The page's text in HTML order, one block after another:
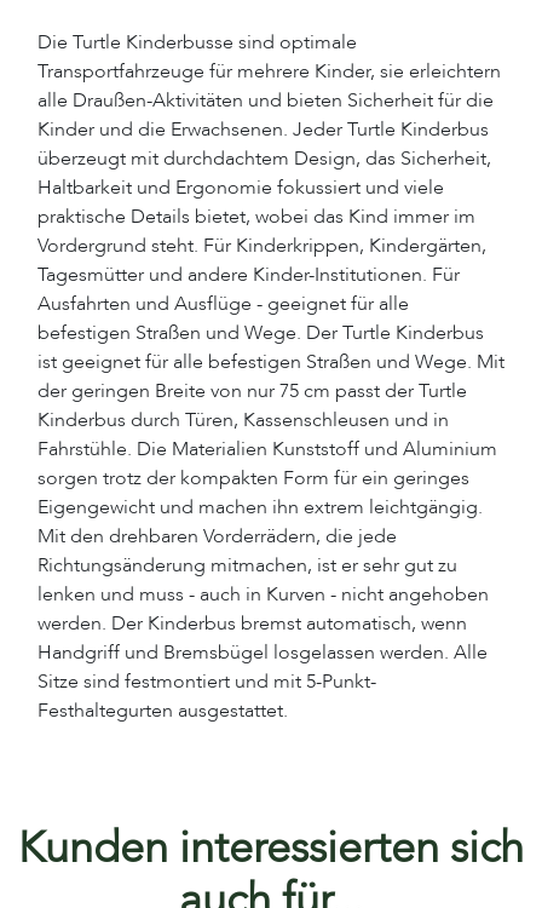
Die Turtle Kinderbusse sind optimale
Transportfahrzeuge für mehrere Kinder, sie erleichtern
alle Draußen-Aktivitäten und bieten Sicherheit für die
Kinder und die Erwachsenen. Jeder Turtle Kinderbus
überzeugt mit durchdachtem Design, das Sicherheit,
Haltbarkeit und Ergonomie fokussiert und viele
praktische Details bietet, wobei das Kind immer im
Vordergrund steht. Für Kinderkrippen, Kindergärten,
Tagesmütter und andere Kinder-Institutionen. Für
Ausfahrten und Ausflüge - geeignet für alle
befestigen Straßen und Wege. Der Turtle Kinderbus
ist geeignet für alle befestigen Straßen und Wege. Mit
der geringen Breite von nur 75 cm passt der Turtle
Kinderbus durch Türen, Kassenschleusen und in
Fahrstühle. Die Materialien Kunststoff und Aluminium
sorgen trotz der kompakten Form für ein geringes
Eigengewicht und machen ihn extrem leichtgängig.
Mit den drehbaren Vorderrädern, die jede
Richtungsänderung mitmachen, ist er sehr gut zu
lenken und muss - auch in Kurven - nicht angehoben
werden. Der Kinderbus bremst automatisch, wenn
Handgriff und Bremsbügel losgelassen werden. Alle
Sitze sind festmontiert und mit 5-Punkt-
Festhaltegurten ausgestattet.
Kunden interessierten sich